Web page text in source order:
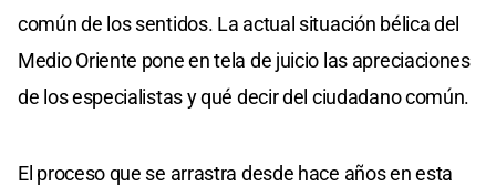
común de los sentidos. La actual situación bélica del
Medio Oriente pone en tela de juicio las apreciaciones
de los especialistas y qué decir del ciudadano común.
El proceso que se arrastra desde hace años en esta